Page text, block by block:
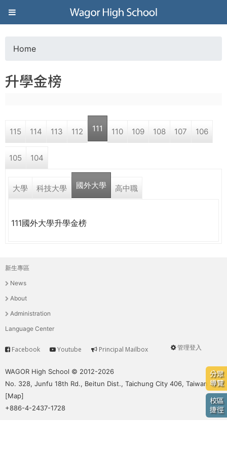
Jump to navigation
葳
格
高
學
培
養
具
國
移
動
的
世
界
公
o
a
r
e
r
e
Home
升學金榜
115 114 113 112 111 110 109 108 107 106
105 104
大學 科技大學 國外大學 高中職
111國外大學升學金榜
分眾
導覽
校區
捷徑
主
選
單
新生專區
News
About
Administration
Language Center
User
管理登入
Service
Facebook Youtube Principal Mailbox
WAGOR High School © 2012-2026
No. 328, Junfu 18th Rd., Beitun Dist., Taichung City 406, Taiwan
[Map]
+886-4-2437-1728